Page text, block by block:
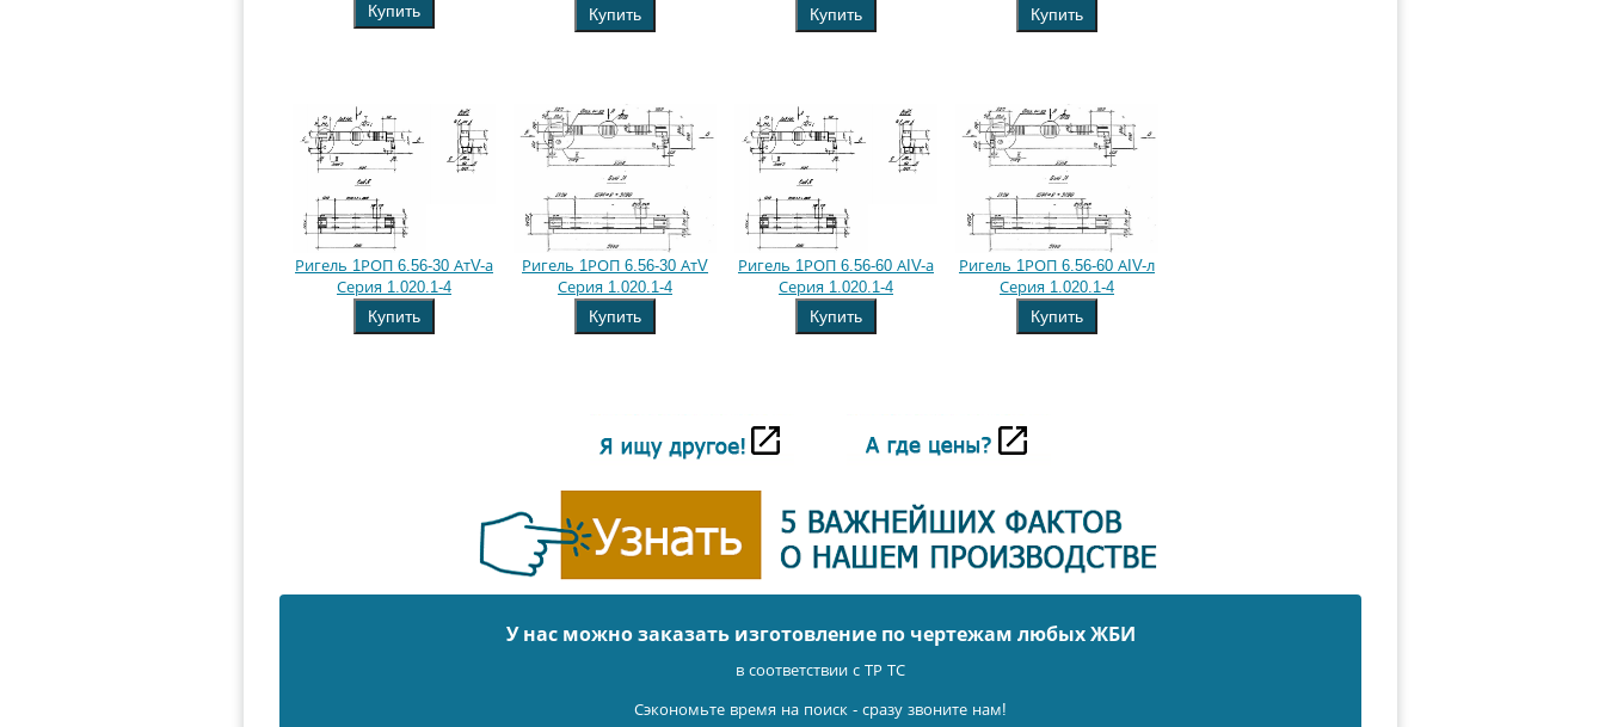
Купить Купить Купить Купить
Ригель 1РОП 6.56-30 АтV-а
Серия 1.020.1-4
Купить
Ригель 1РОП 6.56-30 АтV
Серия 1.020.1-4
Купить
Ригель 1РОП 6.56-60 АIV-а
Серия 1.020.1-4
Купить
Ригель 1РОП 6.56-60 АIV-л
Серия 1.020.1-4
Купить
У нас можно заказать изготовление по чертежам любых ЖБИ
в соответствии с ТР ТС
Сэкономьте время на поиск - сразу звоните нам!